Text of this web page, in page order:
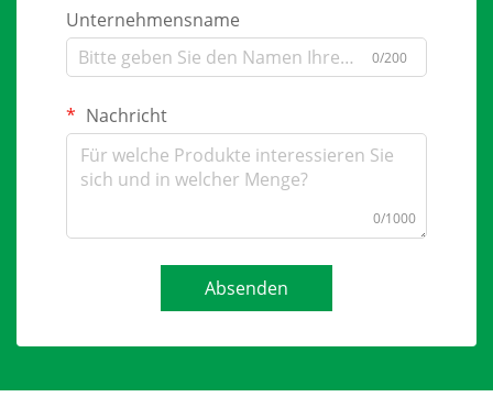
Unternehmensname
0/200
Nachricht
0/1000
Absenden